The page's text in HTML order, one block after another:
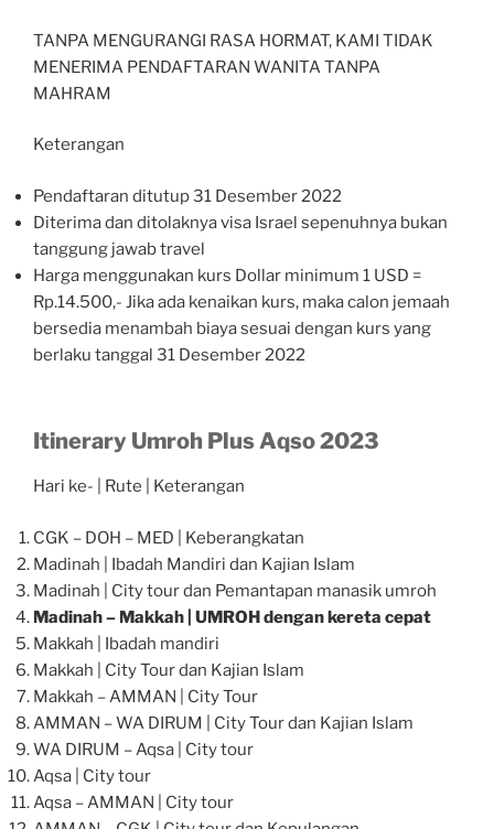
TANPA MENGURANGI RASA HORMAT, KAMI TIDAK
MENERIMA PENDAFTARAN WANITA TANPA
MAHRAM
Keterangan
Pendaftaran ditutup 31 Desember 2022
Diterima dan ditolaknya visa Israel sepenuhnya bukan
tanggung jawab travel
Harga menggunakan kurs Dollar minimum 1 USD =
Rp.14.500,- Jika ada kenaikan kurs, maka calon jemaah
bersedia menambah biaya sesuai dengan kurs yang
berlaku tanggal 31 Desember 2022
Itinerary Umroh Plus Aqso 2023
Hari ke- | Rute | Keterangan
CGK – DOH – MED | Keberangkatan
Madinah | Ibadah Mandiri dan Kajian Islam
Madinah | City tour dan Pemantapan manasik umroh
Madinah – Makkah | UMROH dengan kereta cepat
Makkah | Ibadah mandiri
Makkah | City Tour dan Kajian Islam
Makkah – AMMAN | City Tour
AMMAN – WA DIRUM | City Tour dan Kajian Islam
WA DIRUM – Aqsa | City tour
Aqsa | City tour
Aqsa – AMMAN | City tour